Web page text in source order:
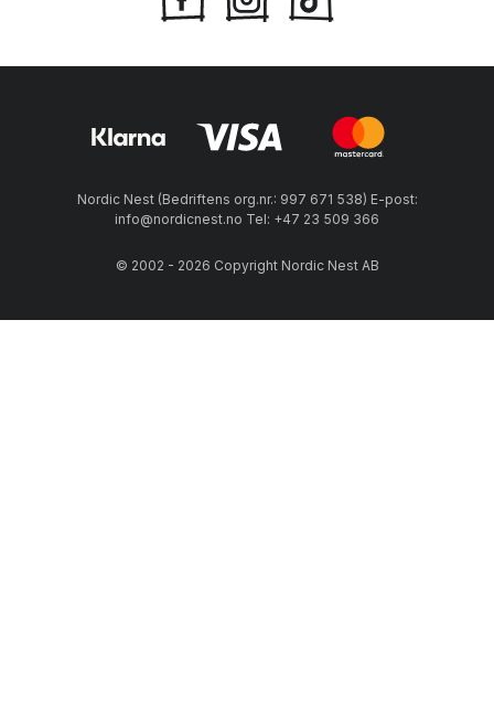
Nordic Nest (Bedriftens org.nr.: 997 671 538) E-post:
info@nordicnest.no Tel: +47 23 509 366
© 2002 - 2026 Copyright Nordic Nest AB